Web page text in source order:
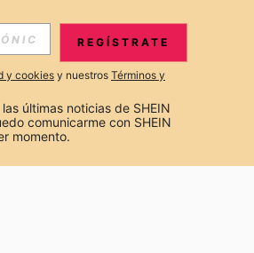
Y NOTICIAS DE SHEIN
Suscribir
REGÍSTRATE
y cookiesy nuestros Términos y
últimas noticias de SHEIN
comunicarme con SHEIN
momento.